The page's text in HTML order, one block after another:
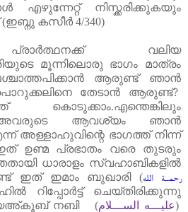
എഴുന്നേറ്റ് നിസ്ക്കരിക്കുകയും
(ഇബ്നു കസീർ4/340)
വലിയ
മൂന്നിലൊരു ഭാഗം മാത്രം
ആരുണ്ട് ഞാൻ
തേടാൻ ആരുണ്ട്?
കൊടുക്കാം.എന്തെങ്കിലും
ആവശ്യം ഞാൻ
അള്ളാഹുവിന്റെ ഭാഗത്ത് നിന്ന്
ഉണ്മ പ്രഭാതം വരെ തുടരും
ധാരാളം സ്വഹാബികളിൽ
ഇത് ഇമാം ബുഖാരി(رحمــة الله
റിപ്പോർട്ട് ചെയ്തിരിക്കുന്നു
നബി (عليـــه الســـلام)